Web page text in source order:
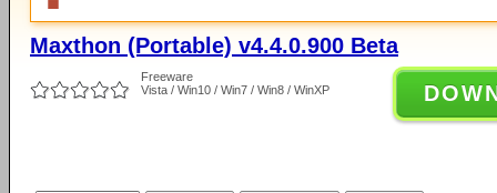
Maxthon (Portable) v4.4.0.900 Beta
Freeware
Vista / Win10 / Win7 / Win8 / WinXP